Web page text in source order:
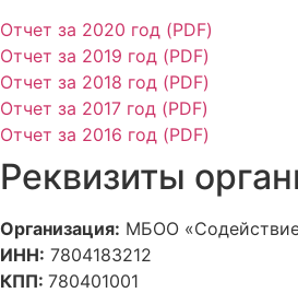
Отчет за 2020 год (PDF)
Отчет за 2019 год (PDF)
Отчет за 2018 год (PDF)
Отчет за 2017 год (PDF)
Отчет за 2016 год (PDF)
Реквизиты
Организация: МБОО
ИНН: 7804183212
КПП: 780401001